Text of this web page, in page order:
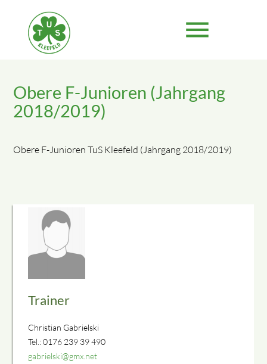
menu
Suchbegriffe SUCHEN
Obere F-Junioren (Jahrgang
2018/2019)
Obere F-Junioren TuS Kleefeld (Jahrgang 2018/2019)
Trainer
Christian Gabrielski
Tel.: 0176 239 39 490
gabrielski@gmx.net